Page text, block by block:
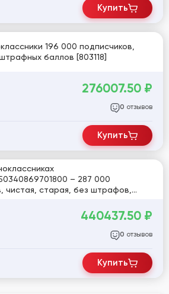
Купить
196 000 подписчиков,
баллов [803118]
276007.50 ₽
0 отзывов
Купить
– 287 000
чистая, старая, без штрафов,
440437.50 ₽
0 отзывов
Купить